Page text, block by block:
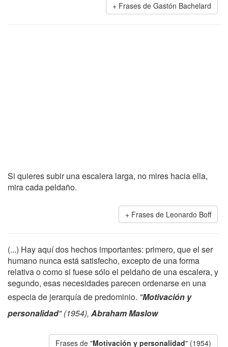
Frases de Gastón Bachelard
Si quieres subir una escalera larga, no mires hacia ella,
mira cada peldaño.
Frases de Leonardo Boff
(...) Hay aquí dos hechos importantes: primero, que el ser
humano nunca está satisfecho, excepto de una forma
relativa o como si fuese sólo el peldaño de una escalera, y
segundo, esas necesidades parecen ordenarse en una
especia de jerarquía de predominio. "Motivación y
personalidad" (1954), Abraham Maslow
Frases de "Motivación y personalidad" (1954)